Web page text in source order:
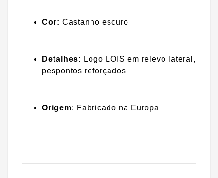
Cor: Castanho escuro
Detalhes: Logo LOIS em relevo lateral,
pespontos reforçados
Origem: Fabricado na Europa